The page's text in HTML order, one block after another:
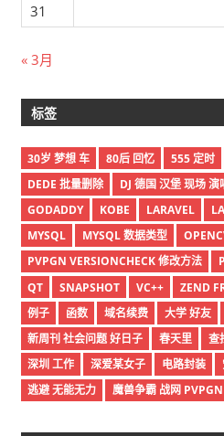
31
« 3月
标签
30岁 梦想 车 80后 回忆 555 定时
DEDE 批量删除
DJ 德国 汉堡 现场 演
GODADDY
KOBE LARAVEL
MYSQL
MYSQL 数据类型
PVPGN VERSIONCHECK 修改方法
QT
SNAPSHOT VC++ ZEND
例子
函数 域名续费 大学 好友
新周刊 社会问题 好日子
春天里 查
深圳 工作
深爱某女子 电路封装
逃避 无能无力
魔兽争霸 战网